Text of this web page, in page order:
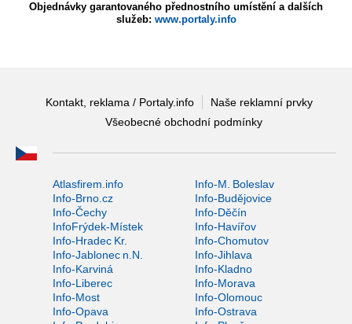
Objednávky garantovaného přednostního umístění a dalších
služeb: www.portaly.info
Kontakt, reklama / Portaly.info
Naše reklamní prvky
Všeobecné obchodní podmínky
Atlasfirem.info
Info-M. Boleslav
Info-Brno.cz
Info-Budějovice
Info-Čechy
Info-Děčín
InfoFrýdek-Místek
Info-Havířov
Info-Hradec Kr.
Info-Chomutov
Info-Jablonec n.N.
Info-Jihlava
Info-Karviná
Info-Kladno
Info-Liberec
Info-Morava
Info-Most
Info-Olomouc
Info-Opava
Info-Ostrava